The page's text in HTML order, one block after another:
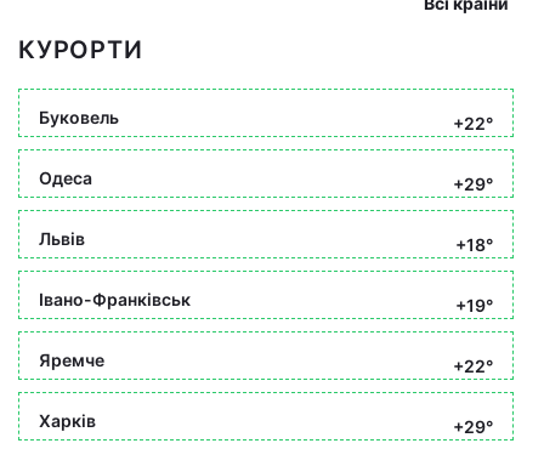
КУРОРТИ
Буковель +22°
Одеса +29°
Львів +18°
Івано-Франківськ +19°
Яремче +22°
Харків
+29°